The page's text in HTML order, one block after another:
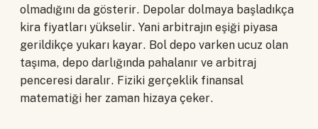
olmadığını da gösterir. Depolar dolmaya başladıkça
kira fiyatları yükselir. Yani arbitrajın eşiği piyasa
gerildikçe yukarı kayar. Bol depo varken ucuz olan
taşıma, depo darlığında pahalanır ve arbitraj
penceresi daralır. Fiziki gerçeklik finansal
matematiği her zaman hizaya çeker.